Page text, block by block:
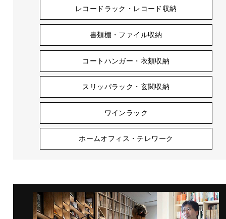
レコードラック・レコード収納
書類棚・ファイル収納
コートハンガー・衣類収納
スリッパラック・玄関収納
ワインラック
ホームオフィス・テレワーク